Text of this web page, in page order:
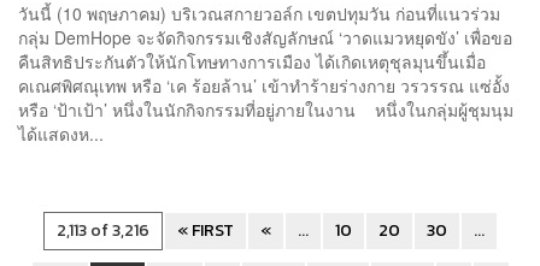
วันนี้ (10 พฤษภาคม) บริเวณสกายวอล์ก เขตปทุมวัน ก่อนที่แนวร่วม
กลุ่ม DemHope จะจัดกิจกรรมเชิงสัญลักษณ์ ‘วาดแมวหยุดขัง’ เพื่อขอ
คืนสิทธิประกันตัวให้นักโทษทางการเมือง ได้เกิดเหตุชุลมุนขึ้นเมื่อ
คเณศพิศณุเทพ หรือ ‘เค ร้อยล้าน’ เข้าทำร้ายร่างกาย วรวรรณ แซ่อั้ง
หรือ ‘ป้าเป้า’ หนึ่งในนักกิจกรรมที่อยู่ภายในงาน หนึ่งในกลุ่มผู้ชุมนุม
ได้แสดงห...
2,113 of 3,216 « FIRST « ... 10 20 30
...